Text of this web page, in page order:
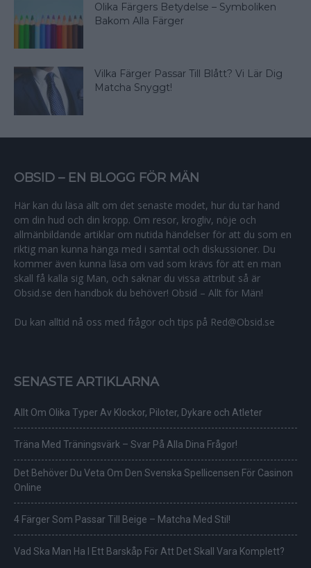
Olika Färgers Betydelse – Symboliken
Bakom Alla Färger
Vilka Färger Passar Till Blått? Vi Lär Dig
Matcha Snyggt!
OBSID – EN BLOGG FÖR MÄN
Här kan du läsa allt om det senaste modet, hur du tar hand
om din hud och din kropp. Om resor, krogliv, nöje och
allmänbildande artiklar om nutida händelser för att du som en
riktig man kunna hänga med i samtal och diskussioner. Du
kommer även kunna läsa om vad som krävs för att en man
skall få kalla sig Man, och saknar du vissa attribut så är
Obsid.se den handbok du behöver! Obsid – Allt för Män!
Du kan alltid nå oss med frågor och tips på Red@Obsid.se
SENASTE ARTIKLARNA
Allt Om Olika Typer Av Klockor, Piloter, Dykare och Atleter
Träna Med Träningsvärk – Svar På Alla Dina Frågor!
Det Behöver Du Veta Om Den Svenska Spellicensen För Casinon
Online
4 Färger Som Passar Till Beige – Matcha Med Stil!
Vad Ska Man Ha I Ett Barskåp För Att Det Skall Vara Komplett?